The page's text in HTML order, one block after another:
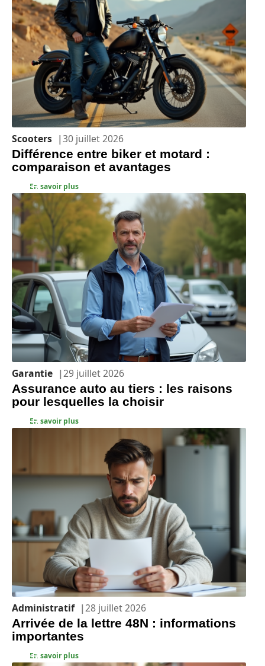
Scooters 30 juillet 2026
Différence entre biker et motard :
comparaison et avantages
En savoir plus
Garantie 29 juillet 2026
Assurance auto au tiers : les raisons
pour lesquelles la choisir
En savoir plus
Administratif 28 juillet 2026
Arrivée de la lettre 48N : informations
importantes
En savoir plus